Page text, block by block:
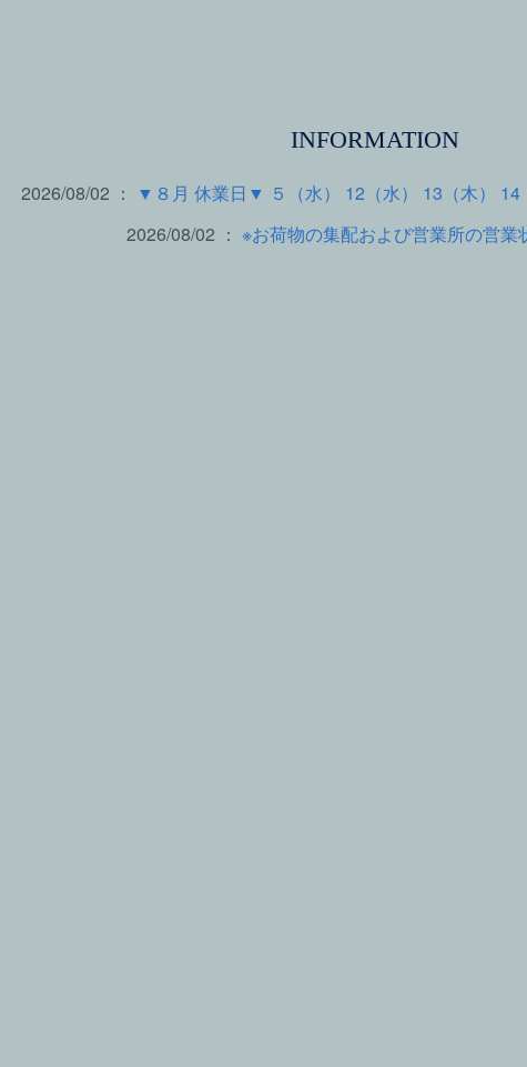
INFORMATION
2026/08/02 ：
▼８月 休業日▼ ５（水） 12（水） 13（木） 14
2026/08/02 ： ※お荷物の集配および営業所の営業